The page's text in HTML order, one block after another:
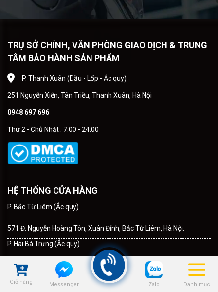
Giỏ hàng Messenger Zalo Danh mục
TRỤ SỞ CHÍNH, VĂN PHÒNG GIAO DỊCH & TRUNG
TÂM BẢO HÀNH SẢN PHẨM
P. Thanh Xuân (Dầu - Lốp - Ắc quy)
251 Nguyễn Xiển, Tân Triều, Thanh Xuân, Hà Nội
0948 697 696
Thứ 2 - Chủ Nhật : 7:00 - 24:00
HỆ THỐNG CỬA HÀNG
P. Bắc Từ Liêm (Ắc quy)
571 Đ. Nguyễn Hoàng Tôn, Xuân Đỉnh, Bắc Từ Liêm, Hà Nội.
P. Hai Bà Trưng (Ắc quy)
605 P. Minh Khai, Vĩnh Tuy, Hai Bà Trưng, Hà Nội
P. Nam Từ Liêm (Ắc quy)